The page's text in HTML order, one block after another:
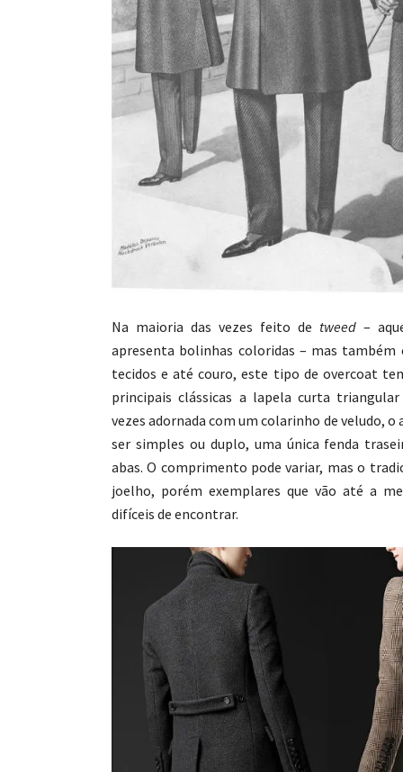
Na maioria das vezes feito de tweed –
apresenta bolinhas coloridas – mas
tecidos e até couro, este tipo de overcoat
principais clássicas a lapela curta
vezes adornada com um colarinho de veludo,
ser simples ou duplo, uma única fenda
abas. O comprimento pode variar, mas o
joelho, porém exemplares que vão até a
difíceis de encontrar.